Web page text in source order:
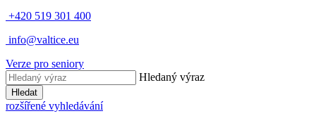
+420 519 301 400
info@valtice.eu
Verze pro seniory
Hledaný výraz
Hledat
rozšířené vyhledávání